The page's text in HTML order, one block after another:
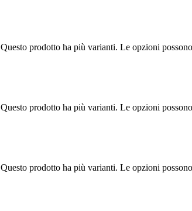
Questo prodotto ha più varianti. Le opzioni
Questo prodotto ha più varianti. Le opzioni
Questo prodotto ha più varianti. Le opzioni